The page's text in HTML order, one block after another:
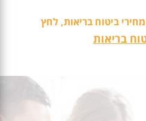
ביטוח בריאות, לחץ
בריאות